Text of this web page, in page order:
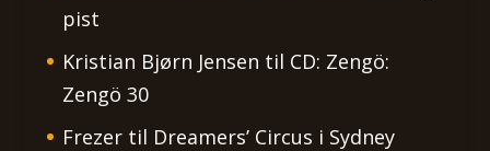
pist
Kristian Bjørn Jensen til CD: Zengö:
Zengö 30
Frezertil Dreamers’ Circus i Sydney